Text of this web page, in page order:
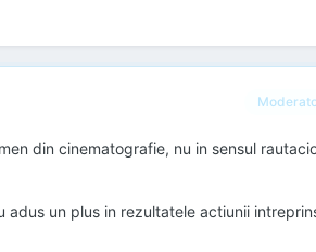
din cinematografie, nu in sensul
un plus in rezultatele actiunii